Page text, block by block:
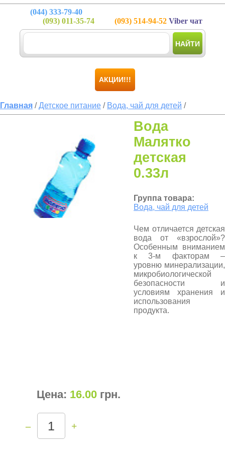
(044) 333-79-40
(093) 011-35-74 (093) 514-94-52 Viber чат
НАЙТИ
АКЦИИ!!!
Главная /Детское питание / Вода, чай для детей /
Вода
Малятко
детская
0.33л
Группа товара:
Вода, чай для детей
Чем отличается детская
вода от «взрослой»?
Особенным вниманием
к 3-м факторам –
уровню минерализации,
микробиологической
безопасности и
условиям хранения и
использования
продукта.
Цена: 16.00 грн.
– +